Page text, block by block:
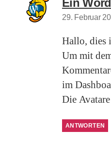
29. Februar
Hallo, dies
Um mit
im
Die
ANTWORTEN